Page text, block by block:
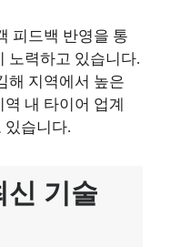
피드백 반영을 통
노력하고 있습니다.
해 지역에서 높은
내 타이어 업계
있습니다.
신 기술